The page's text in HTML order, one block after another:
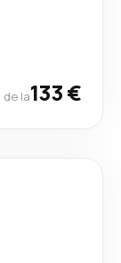
de la133 €